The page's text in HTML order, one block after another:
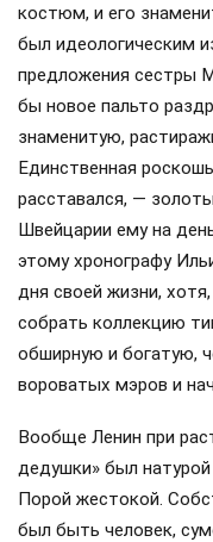
костюм, и его
был идеологическим
предложения сестры
бы новое пальто
знаменитую,
Единственная
расставался, —
Швейцарии ему на
этому хронографу
дня своей жизни,
собрать коллекцию
обширную и богатую,
вороватых мэров и
Вообще Ленин при
дедушки» был
Порой жестокой.
был быть человек,